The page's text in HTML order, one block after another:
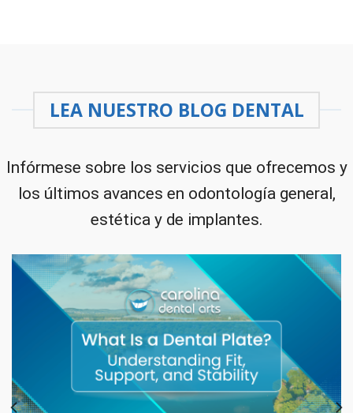
LEA NUESTRO BLOG DENTAL
Infórmese sobre los servicios que ofrecemos y
los últimos avances en odontología general,
estética y de implantes.